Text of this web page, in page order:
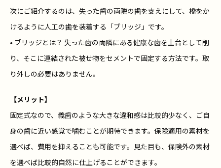
次にご紹介するのは、失った歯の両隣の歯を支えにして、橋をか
けるように人工の歯を装着する「ブリッジ」です。
• ブリッジとは？ 失った歯の両隣にある健康な歯を土台として削
り、そこに連結された被せ物をセメントで固定する方法です。取
り外しの必要はありません。
【メリット】
固定式なので、義歯のような大きな違和感は比較的少なく、ご自
身の歯に近い感覚で噛むことが期待できます。保険適用の素材を
選べば、費用を抑えることも可能です。見た目も、保険外の素材
を選べば比較的自然に仕上げることができます。